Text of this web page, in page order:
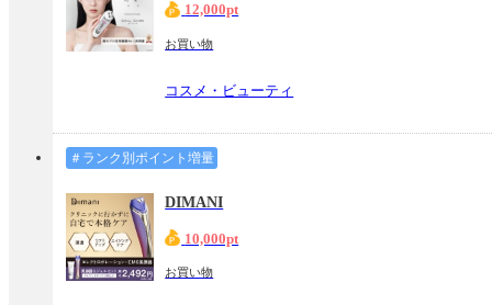
12,000pt
お買い物
コスメ・ビューティ
＃ランク別ポイント増量
DIMANI
10,000pt
お買い物